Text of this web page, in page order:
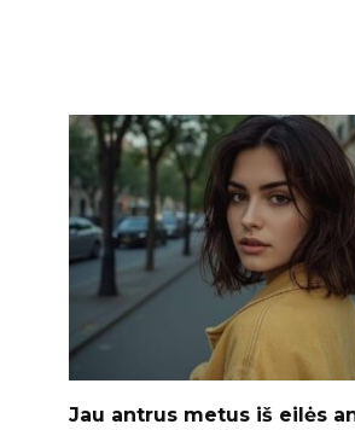
Jau antrus metus iš eilės